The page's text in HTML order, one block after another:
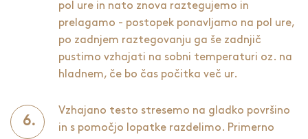
pol ure in nato znova raztegujemo in
prelagamo - postopek ponavljamo na pol ure,
po zadnjem raztegovanju ga še zadnjič
pustimo vzhajati na sobni temperaturi oz. na
hladnem, če bo čas počitka več ur.
Vzhajano testo stresemo na gladko površino
in s pomočjo lopatke razdelimo. Primerno